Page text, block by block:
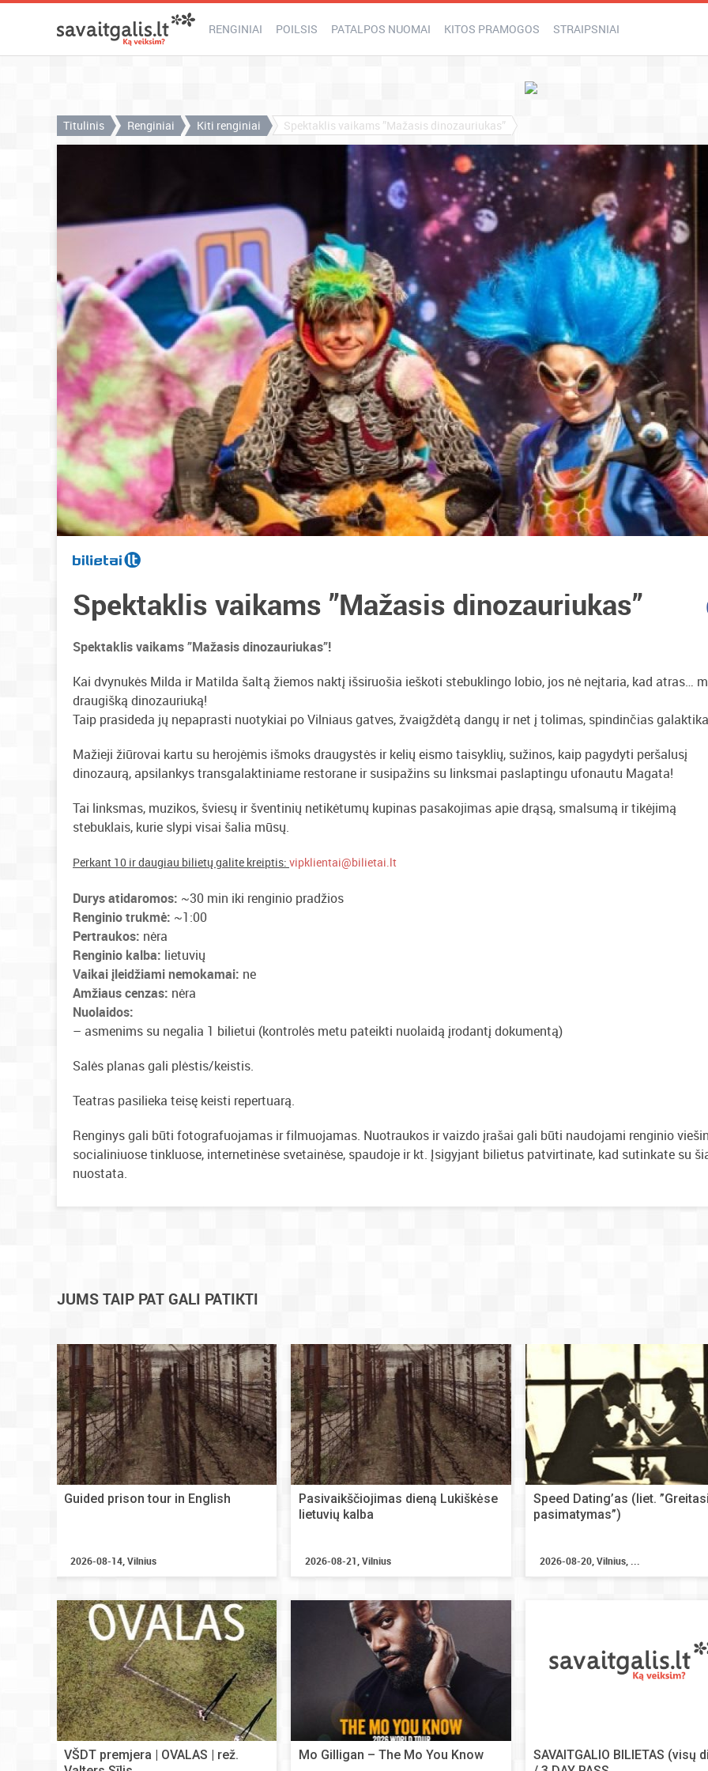
RENGINIAI POILSIS PATALPOS NUOMAI KITOS PRAMOGOS STRAIPSNIAI
Titulinis Renginiai Kiti renginiai Spektaklis vaikams ”Mažasis dinozauriukas”
Spektaklis vaikams ”Mažasis dinozauriukas”
Spektaklis vaikams ”Mažasis dinozauriukas”!
Kai dvynukės Milda ir Matilda šaltą žiemos naktį išsiruošia ieškoti stebuklingo lobio, jos nė neįtaria, kad atras…
draugišką dinozauriuką!
Taip prasideda jų nepaprasti nuotykiai po Vilniaus gatves, žvaigždėtą dangų ir net į tolimas, spindinčias
Mažieji žiūrovai kartu su herojėmis išmoks draugystės ir kelių eismo taisyklių, sužinos, kaip pagydyti peršalusį
dinozaurą, apsilankys transgalaktiniame restorane ir susipažins su linksmai paslaptingu ufonautu Magata!
Tai linksmas, muzikos, šviesų ir šventinių netikėtumų kupinas pasakojimas apie drąsą, smalsumą ir tikėjimą
stebuklais, kurie slypi visai šalia mūsų.
Perkant 10 ir daugiau bilietų galite kreiptis: vipklientai@bilietai.lt
Durys atidaromos: ~30 min iki renginio pradžios
Renginio trukmė: ~1:00
Pertraukos: nėra
Renginio kalba: lietuvių
Vaikai įleidžiami nemokamai: ne
Amžiaus cenzas: nėra
Nuolaidos:
– asmenims su negalia 1 bilietui (kontrolės metu pateikti nuolaidą įrodantį dokumentą)
Salės planas gali plėstis/keistis.
Teatras pasilieka teisę keisti repertuarą.
Renginys gali būti fotografuojamas ir filmuojamas. Nuotraukos ir vaizdo įrašai gali būti naudojami renginio
socialiniuose tinkluose, internetinėse svetainėse, spaudoje ir kt. Įsigyjant bilietus patvirtinate, kad sutinkate su
nuostata.
JUMS TAIP PAT GALI PATIKTI
Guided prison tour in English
2026-08-14, Vilnius
Pasivaikščiojimas dieną Lukiškėse
lietuvių kalba
2026-08-21, Vilnius
Speed Dating’as (liet.
pasimatymas”)
2026-08-20, Vilnius, ...
VŠDT premjera | OVALAS | rež.
Mo Gilligan – The Mo You Know
SAVAITGALIO BILIETAS (visų